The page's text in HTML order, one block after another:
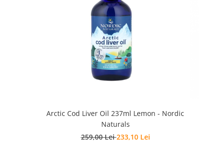
Arctic Cod Liver Oil 237ml Lemon - Nordic
Naturals
259,00 Lei233,10 Lei